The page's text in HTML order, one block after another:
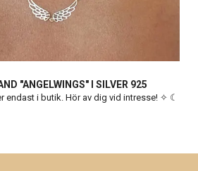
"ANGELWINGS" I SILVER 925
endast i butik. Hör av dig vid intresse! ✧ ☾